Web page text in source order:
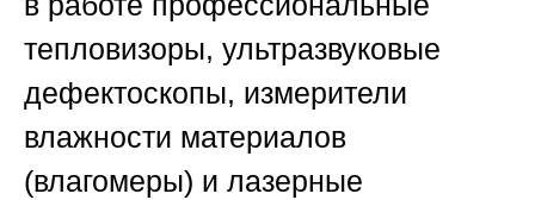
тепловизоры, ультразвуковые
дефектоскопы, измерители
влажности материалов
(влагомеры) и лазерные